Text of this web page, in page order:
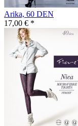
Arika, 60 DEN
17,00 € *